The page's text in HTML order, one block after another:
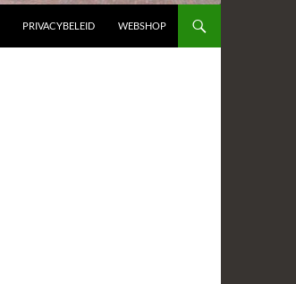
PRIVACYBELEID WEBSHOP